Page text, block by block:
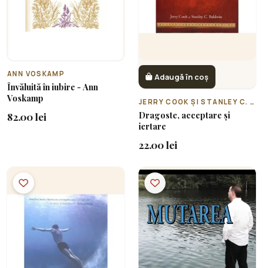
ANN VOSKAMP
Învăluită în iubire - Ann
Voskamp
82.00 lei
Adaugă în coș
JERRY COOK ȘI STANLEY C. BALDWIN
Dragoste, acceptare și
iertare
22.00 lei